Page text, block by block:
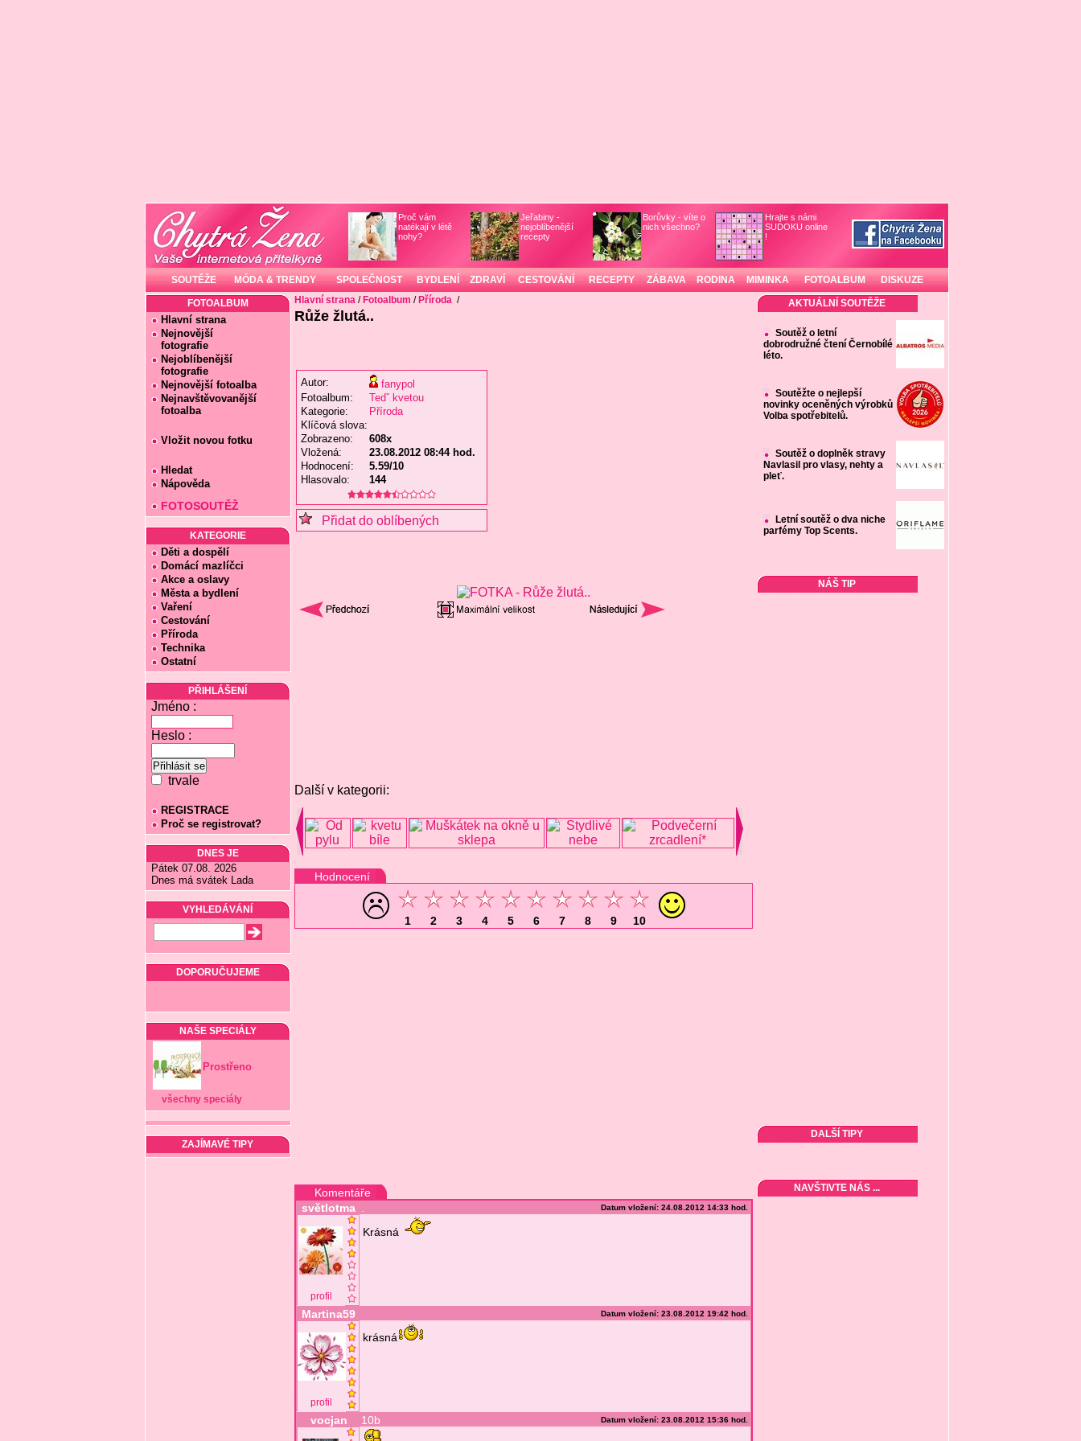
Proč vám
natékají v létě
nohy?
Jeřabiny -
nejoblíbenější
recepty
Borůvky - víte o
nich všechno?
Hrajte s námi
SUDOKU online
!
SOUTĚŽE MÓDA & TRENDY SPOLEČNOST BYDLENÍ ZDRAVÍ CESTOVÁNÍ RECEPTY ZÁBAVA RODINA MIMINKA FOTOALBUM DISKUZE
FOTOALBUM
Hlavní strana
Nejnovější
fotografie
Nejoblíbenější
fotografie
Nejnovější fotoalba
Nejnavštěvovanější
fotoalba
Vložit novou fotku
Hledat
Nápověda
FOTOSOUTĚŽ
KATEGORIE
Děti a dospělí
Domácí mazlíčci
Akce a oslavy
Města a bydlení
Vaření
Cestování
Příroda
Technika
Ostatní
PŘIHLÁŠENÍ
Jméno :
Heslo :
trvale
REGISTRACE
Proč se registrovat?
DNES JE
Pátek 07.08. 2026
Dnes má svátek Lada
VYHLEDÁVÁNÍ
DOPORUČUJEME
NAŠE SPECIÁLY
Prostřeno
všechny speciály
ZAJÍMAVÉ TIPY
Hlavní strana/ Fotoalbum / Příroda /
Růže žlutá..
Autor:
fanypol
Fotoalbum:
Tedˇ kvetou
Kategorie:
Příroda
Klíčová slova:
Zobrazeno:
608x
Vložená:
23.08.2012 08:44 hod.
Hodnocení:
5.59/10
Hlasovalo:
144
Přidat do oblíbených
Další v kategorii:
Hodnocení
1 2 3 4 5 6 7 8 9 10
Komentáře
světlotma
Datum vložení: 24.08.2012 14:33 hod.
profil
Krásná
Martina59 Datum vložení: 23.08.2012 19:42 hod.
profil
krásná
vocjan 10b Datum vložení: 23.08.2012 15:36 hod.
AKTUÁLNÍ SOUTĚŽE
Soutěž o letní
dobrodružné čtení Černobílé
léto.
Soutěžte o nejlepší
novinky oceněných výrobků
Volba spotřebitelů.
Soutěž o doplněk stravy
Navlasil pro vlasy, nehty a
pleť.
Letní soutěž o dva niche
parfémy Top Scents.
NÁŠ TIP
DALŠÍ TIPY
NAVŠTIVTE NÁS ...